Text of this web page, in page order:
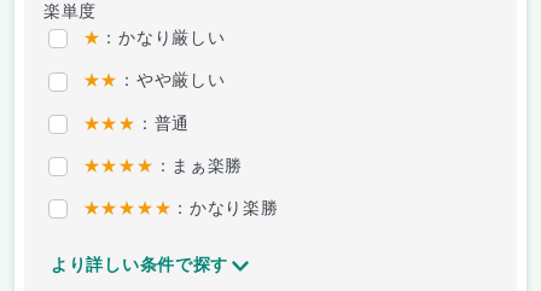
楽単度
★ ：かなり厳しい
★★ ：やや厳しい
★★★ ：普通
★★★★ ：まぁ楽勝
★★★★★ ：かなり楽勝
より詳しい条件で探す